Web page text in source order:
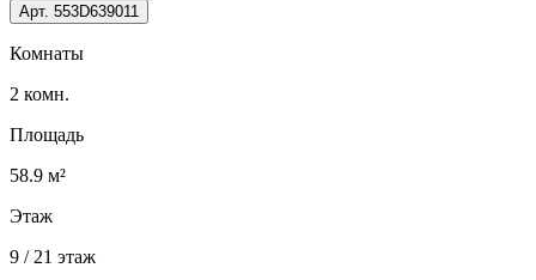
Арт. 553D639011
Комнаты
2 комн.
Площадь
58.9 м²
Этаж
9 / 21 этаж